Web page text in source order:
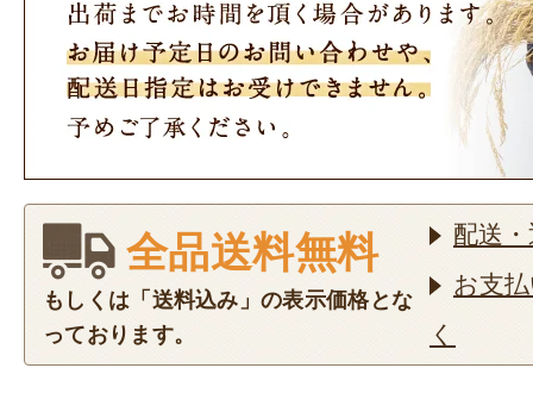
全品送料無料
もしくは「送料込み」の表示価格とな
っております。
配送
お支
く